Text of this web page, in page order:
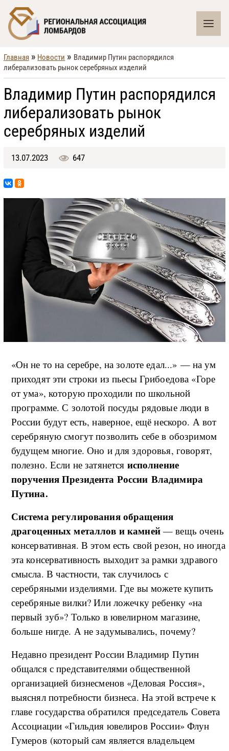
Главная » Новости » Владимир Путин распорядился
либерализовать рынок серебряных изделий
Владимир Путин распорядился
либерализовать рынок
серебряных изделий
13.07.2023 647
«Он не то на серебре, на золоте едал...» — на ум
приходят эти строки из пьесы Грибоедова «Горе
от ума», которую проходили по школьной
программе. С золотой посуды рядовые люди в
России будут есть, наверное, ещё нескоро. А вот
серебряную смогут позволить себе в обозримом
будущем многие. Оно и для здоровья, говорят,
полезно. Если не затянется исполнение
поручения Президента России Владимира
Путина.
Система регулирования обращения
драгоценных металлов и камней— вещь очень
консервативная. В этом есть свой резон, но иногда
эта консервативность выходит за рамки здравого
смысла. В частности, так случилось с
серебряными изделиями. Где вы можете купить
серебряные вилки? Или ложечку ребенку «на
первый зуб»? Только в ювелирном магазине,
больше нигде. А не задумывались, почему?
Недавно президент России Владимир Путин
общался с представителями общественной
организацией бизнесменов «Деловая Россия»,
выяснял потребности бизнеса. На этой встрече к
главе государства обратился председатель Совета
Ассоциации «Гильдия ювелиров России» Флун
Гумеров (который сам является владельцем